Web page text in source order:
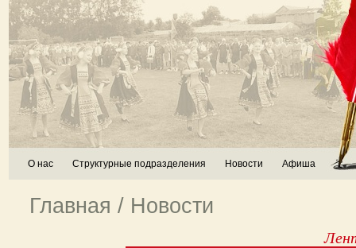
О нас Структурные подразделения Новости Афиша
Главная / Новости